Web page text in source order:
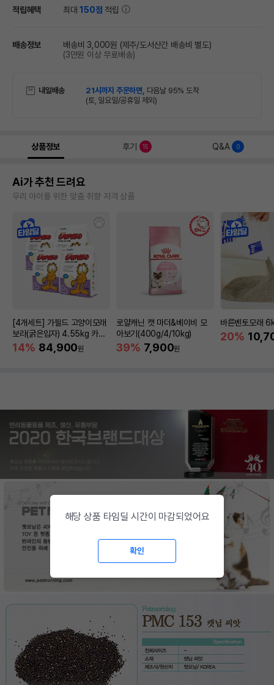
적립혜택 최대150점 적립
배송정보 배송비 3,000원 (제주/도서산간 배송비 별도)
(3만원 이상 무료배송)
내일배송 21시까지 주문하면, 다음날 95% 도착
(토, 일요일/공휴일 제외)
상품정보 후기 15 Q&A 0
Ai가 추천 드려요
우리 아이를 위한 맞춤 취향 저격 상품
[4개세트] 가필드 고양이모래
보라(굵은입자) 4.55kg 카사
바모래
14% 84,900원
로얄캐닌 캣 마더&베이비 모
아보기(400g/4/10kg)
39% 7,900원
바른벤토모래
20%
해당 상품 타임딜 시간이 마감되었어요
확인